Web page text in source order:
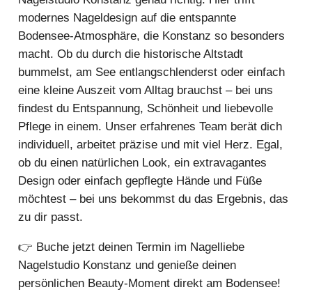
modernes Nageldesign auf die entspannte
Bodensee-Atmosphäre, die Konstanz so besonders
macht. Ob du durch die historische Altstadt
bummelst, am See entlangschlenderst oder einfach
eine kleine Auszeit vom Alltag brauchst – bei uns
findest du Entspannung, Schönheit und liebevolle
Pflege in einem. Unser erfahrenes Team berät dich
individuell, arbeitet präzise und mit viel Herz. Egal,
ob du einen natürlichen Look, ein extravagantes
Design oder einfach gepflegte Hände und Füße
möchtest – bei uns bekommst du das Ergebnis, das
zu dir passt.
👉 Buche jetzt deinen Termin im Nagelliebe
Nagelstudio Konstanz und genieße deinen
persönlichen Beauty-Moment direkt am Bodensee!